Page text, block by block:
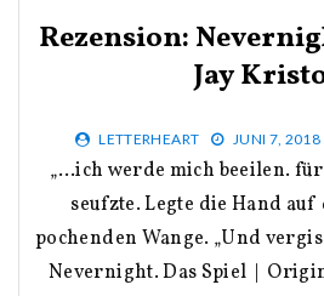
Rezension:
Jay
LETTERHEART JUNI 7, 2018
„…ich werde mich beeilen. fürchte dich nie…“ Sie
seufzte. Legte die Hand
pochenden Wange. „Und
Nevernight. Das Spiel |